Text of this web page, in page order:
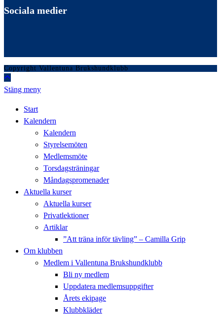
Sociala medier
Copyright Vallentuna Brukshundklubb
Stäng meny
Start
Kalendern
Kalendern
Styrelsemöten
Medlemsmöte
Torsdagsträningar
Måndagspromenader
Aktuella kurser
Aktuella kurser
Privatlektioner
Artiklar
”Att träna inför tävling” – Camilla Grip
Om klubben
Medlem i Vallentuna Brukshundklubb
Bli ny medlem
Uppdatera medlemsuppgifter
Årets ekipage
Klubbkläder